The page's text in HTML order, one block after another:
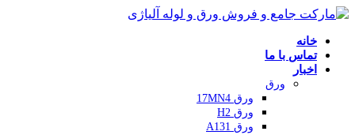
خانه
تماس با ما
اخبار
ورق
ورق 17MN4
ورق H2
ورق A131